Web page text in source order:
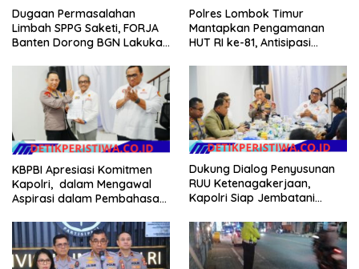
Dugaan Permasalahan
Limbah SPPG Saketi, FORJA
Banten Dorong BGN Lakukan
Polres Lombok Timur
Mantapkan Pengamanan
HUT RI ke-81, Antisipasi
Agenda Kapolri
KBPBI Apresiasi Komitmen
Kapolri, dalam Mengawal
Aspirasi dalam Pembahasan
Dukung Dialog Penyusunan
RUU Ketenagakerjaan,
Kapolri Siap Jembatani